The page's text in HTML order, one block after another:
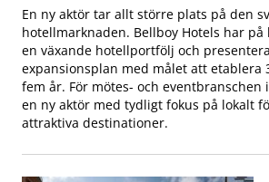
En ny aktör tar allt större plats på den
hotellmarknaden. Bellboy Hotels har
en växande hotellportfölj och
expansionsplan med målet att etablera
fem år. För mötes- och eventbranschen
en ny aktör med tydligt fokus på lokalt
attraktiva destinationer.